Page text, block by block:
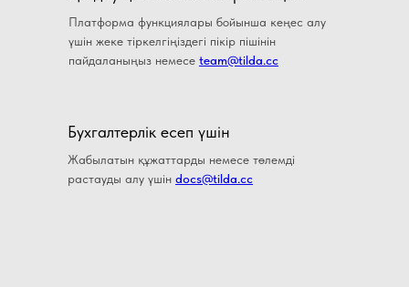
Платформа функциялары бойынша кеңес алу
үшін жеке тіркелгіңіздегі пікір пішінін
пайдаланыңыз немесе team@tilda.cc
Бухгалтерлiк есеп үшiн
Жабылатын құжаттарды немесе төлемді
растауды алу үшін docs@tilda.cc